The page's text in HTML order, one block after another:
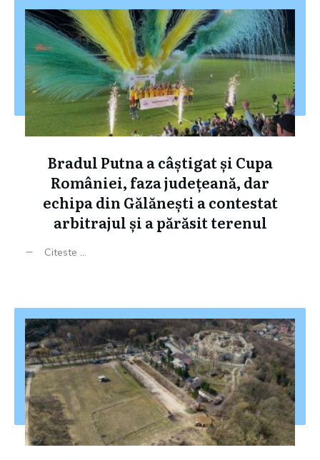
Bradul Putna a câștigat și Cupa
României, faza județeană, dar
echipa din Gălănești a contestat
arbitrajul și a părăsit terenul
Citeste ...